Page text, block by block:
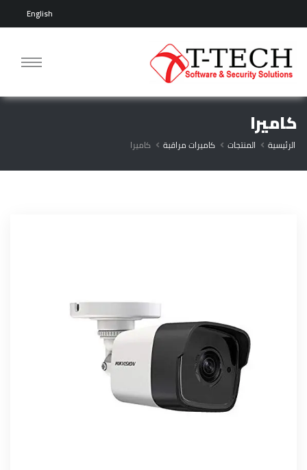
English
كاميرا
الرئيسية المنتجات كاميرات مراقبة كاميرا